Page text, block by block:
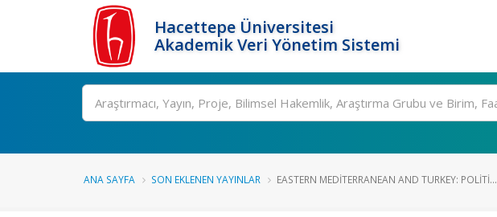
Hacettepe Üniversitesi
Akademik Veri Yönetim Sistemi
Ara
ANA SAYFA SON EKLENEN YAYINLAR EASTERN MEDITERRANEAN AND TURKEY: POLITI...